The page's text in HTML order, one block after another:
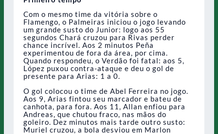
Com o mesmo time da vitória sobre o
Flamengo, o Palmeiras iniciou o jogo levando
um grande susto do Junior: logo aos 55
segundos Chará cruzou para Rivas perder
chance incrível. Aos 2 minutos Peña
experimentou de fora da área, por cima.
Quando respondeu, o Verdão foi fatal: aos 5,
López puxou contra-ataque e deu o gol de
presente para Arias: 1 a 0.
O gol colocou o time de Abel Ferreira no jogo.
Aos 9, Arias fintou seu marcador e bateu de
canhota, para fora. Aos 11, Allan enfiou para
Andreas, que chutou fraco, nas mãos do
goleiro. Dez minutos mais tarde outro susto:
Muriel cruzou, a bola desviou em Marlon